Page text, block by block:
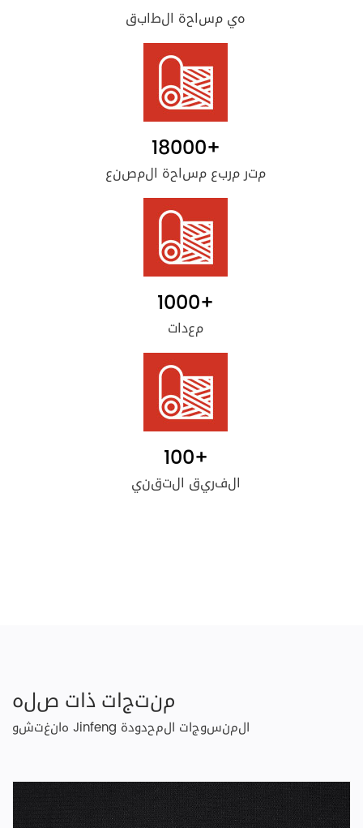
هي مساحة الطابق
18000+
متر مربع مساحة المصنع
1000+
معدات
100+
الفريق التقني
منتجات ذات صله
هانغتشو Jinfeng المنسوجات المحدودة